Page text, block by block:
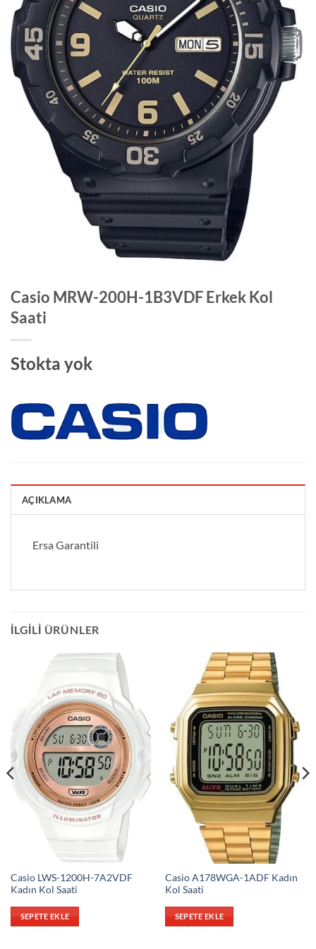
Casio MRW-200H-1B3VDF Erkek Kol
Saati
Stokta yok
AÇIKLAMA
Ersa Garantili
İLGILI ÜRÜNLER
Casio LWS-1200H-7A2VDF
Kadın Kol Saati
SEPETE EKLE
Casio A178WGA-1ADF Kadın
Kol Saati
SEPETE EKLE